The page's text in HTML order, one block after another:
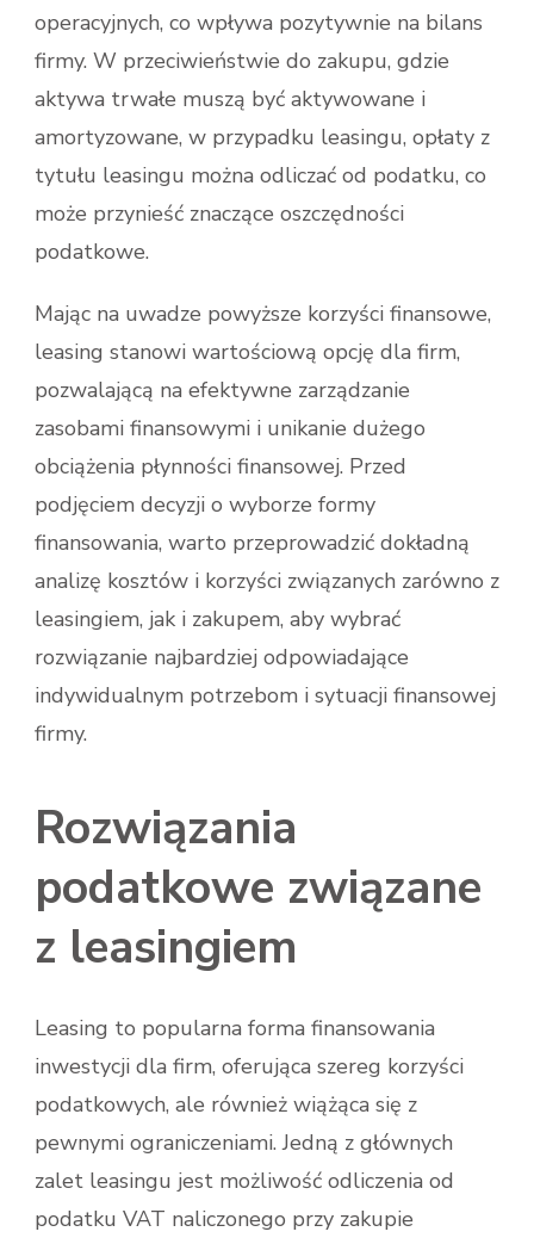
operacyjnych, co wpływa pozytywnie na bilans
firmy. W przeciwieństwie do zakupu, gdzie
aktywa trwałe muszą być aktywowane i
amortyzowane, w przypadku leasingu, opłaty z
tytułu leasingu można odliczać od podatku, co
może przynieść znaczące oszczędności
podatkowe.
Mając na uwadze powyższe korzyści finansowe,
leasing stanowi wartościową opcję dla firm,
pozwalającą na efektywne zarządzanie
zasobami finansowymi i unikanie dużego
obciążenia płynności finansowej. Przed
podjęciem decyzji o wyborze formy
finansowania, warto przeprowadzić dokładną
analizę kosztów i korzyści związanych zarówno z
leasingiem, jak i zakupem, aby wybrać
rozwiązanie najbardziej odpowiadające
indywidualnym potrzebom i sytuacji finansowej
firmy.
Rozwiązania
podatkowe związane
z leasingiem
Leasing to popularna forma finansowania
inwestycji dla firm, oferująca szereg korzyści
podatkowych, ale również wiążąca się z
pewnymi ograniczeniami. Jedną z głównych
zalet leasingu jest możliwość odliczenia od
podatku VAT naliczonego przy zakupie